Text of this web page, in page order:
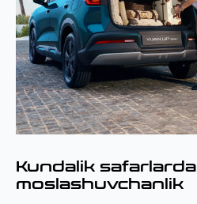
Kundalik safarlarda
moslashuvchanlik